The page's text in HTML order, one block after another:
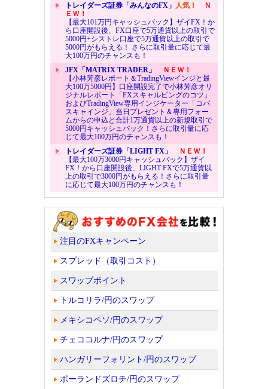
トレイダーズ証券「みんなのFX」 人気！
Ｎ
ＥＷ！
【最大101万円キャッシュバック】ザイFX！か
ら口座開設後、FX口座で5万通貨以上の取引で
5000円+シストレ口座で5万通貨以上の取引で
5000円がもらえる！ さらに取引量に応じて最
大100万円のチャンスも！
JFX「MATRIX TRADER」
ＮＥＷ！
【小林芳彦レポート＆TradingViewインジと最
大100万5000円】口座開設完了で小林芳彦オリ
ジナルレポート「FXスキャルピングのコツ」
およびTradingView専用インジケーター「コバ
スキャインジ」当日プレゼント＆専用フォー
ムからの申込と合計1万通貨以上の新規取引で
5000円キャッシュバック！さらに取引量に応
じて最大100万円のチャンスも！
トレイダーズ証券「LIGHT FX」
ＮＥＷ！
【最大100万3000円キャッシュバック】ザイ
FX！から口座開設後、LIGHT FXで5万通貨以
上の取引で3000円がもらえる！さらに取引量
に応じて最大100万円のチャンスも！
注目のFXキャンペーン
スプレッド（取引コスト）
スワップポイント
トルコリラ/円のスワップ
メキシコペソ/円のスワップ
チェココルナ/円のスワップ
ハンガリーフォリント/円のスワップ
ポーランドズロチ/円のスワップ